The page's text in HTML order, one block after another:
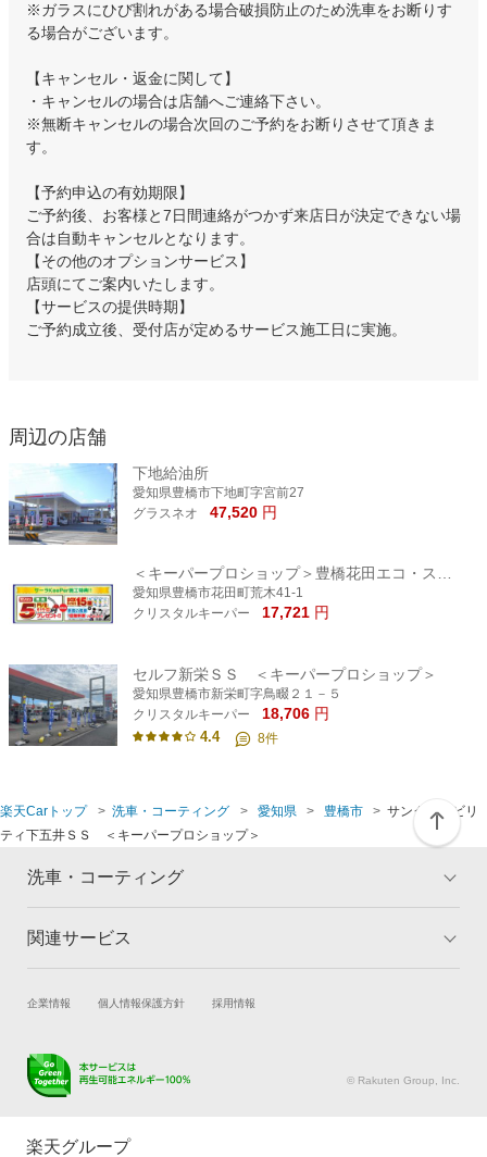
※ガラスにひび割れがある場合破損防止のため洗車をお断りす
る場合がございます。
【キャンセル・返金に関して】
・キャンセルの場合は店舗へご連絡下さい。
※無断キャンセルの場合次回のご予約をお断りさせて頂きま
す。
【予約申込の有効期限】
ご予約後、お客様と7日間連絡がつかず来店日が決定できない場
合は自動キャンセルとなります。
【その他のオプションサービス】
店頭にてご案内いたします。
【サービスの提供時期】
ご予約成立後、受付店が定めるサービス施工日に実施。
周辺の店舗
下地給油所
愛知県豊橋市下地町字宮前27
グラスネオ
47,520 円
愛知県豊橋市花田町荒木41-1
クリスタルキーパー
17,721 円
セルフ新栄ＳＳ ＜キーパープロショップ＞
愛知県豊橋市新栄町字鳥畷２１－５
クリスタルキーパー
18,706 円
4.4 8件
楽天Carトップ 洗車・コーティング 愛知県 豊橋市
サンクスモビリ
ティ下五井ＳＳ ＜キーパープロショップ＞
洗車・コーティング
トップ
コーティングとは コーティング診断
よくある質問
関連サービス
試乗・商談 新車購入
キズ修理予約
メンテナンス管理
タイヤ交換サービス
企業情報 個人情報保護方針 採用情報
© Rakuten Group, Inc.
楽天グループ